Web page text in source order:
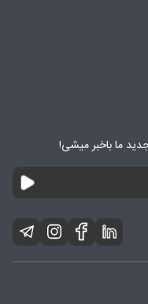
ما باخبر میشی!